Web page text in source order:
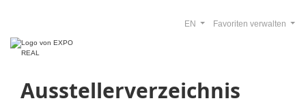
Ausstellerverzeichnis
Favoriten verwalten
EN